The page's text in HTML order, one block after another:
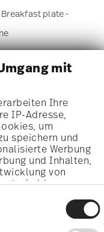
mit
Ihre
IP-Adresse,
um
speichern und
Werbung
und Inhalten,
von
über die
auf das
widerrufen
plate -
DE